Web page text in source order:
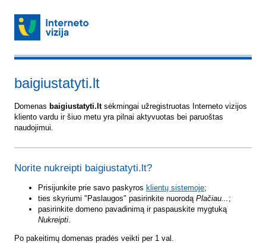
baigiustatyti.lt
Domenas baigiustatyti.ltsėkmingai užregistruotas Interneto vizijos
kliento vardu ir šiuo metu yra pilnai aktyvuotas bei paruoštas
naudojimui.
Norite nukreipti baigiustatyti.lt?
Prisijunkite prie savo paskyros klientų sistemoje;
ties skyriumi "Paslaugos" pasirinkite nuorodą Plačiau... ;
pasirinkite domeno pavadinimą ir paspauskite mygtuką
Nukreipti.
Po pakeitimų domenas pradės veikti per 1 val.